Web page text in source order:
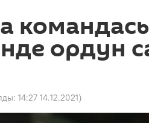
ордун
14:27 14.12.2021)